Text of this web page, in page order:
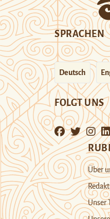
SPRACHEN
Deutsch
FOLGT UNS
Über
Unser